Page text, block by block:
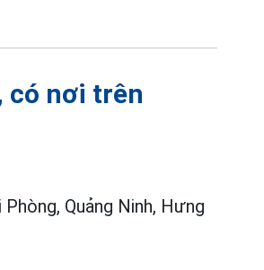
có nơi trên
Quảng Ninh, Hưng